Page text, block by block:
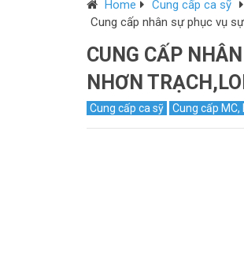
Home
Cung cấp ca sỹ
Cung cấp nhân sự phục vụ
CUNG CẤP
NHƠN
Cung cấp ca sỹ Cung cấp MC,